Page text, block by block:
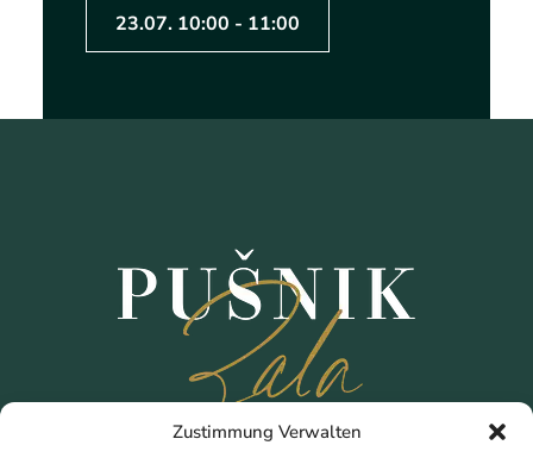
Zustimmung Verwalten
23.07. 10:00 - 11:00